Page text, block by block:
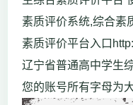
素质评价系统,综合素
素质评价平台入口
辽宁省普通高中学生
您的账号所有字母为